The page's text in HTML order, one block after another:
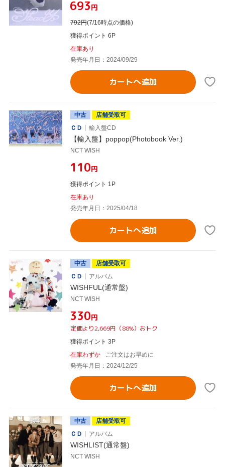
¥693円
792円(7/16時点の価格)
獲得ポイント 6P
在庫あり
発売年月日：2024/09/29
カートへ追加
中古
店舗受取可
ＣＤ
輸入盤CD
【輸入盤】poppop(Photobook Ver.)
NCT WISH
¥110円
獲得ポイント 1P
在庫あり
発売年月日：2025/04/18
カートへ追加
中古
店舗受取可
ＣＤ
アルバム
WISHFUL(通常盤)
NCT WISH
¥330円
定価より2,669円（88%）おトク
獲得ポイント 3P
在庫わずか
ご注文はお早めに
発売年月日：2024/12/25
カートへ追加
中古
店舗受取可
ＣＤ
アルバム
WISHLIST(通常盤)
NCT WISH